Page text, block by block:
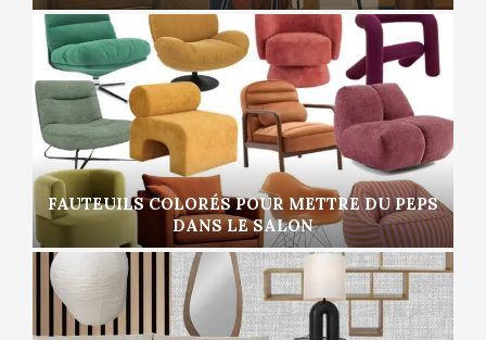
FAUTEUILS COLORÉS POUR METTRE DU PEPS
DANS LE SALON